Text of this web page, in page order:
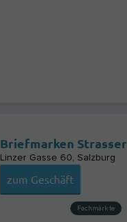
Briefmarken Strasser
Linzer Gasse 60 Salzburg
zum Geschäft
Fachmärkte